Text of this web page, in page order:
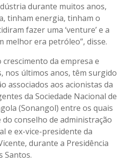
durante muitos anos,
tinham energia, tinham o
fazer uma ‘venture’ e a
melhor era petróleo”, disse.
crescimento da empresa e
nos últimos anos, têm surgido
associados aos acionistas da
da Sociedade Nacional de
(Sonangol) entre os quais
conselho de administração
e ex-vice-presidente da
durante a Presidência
Santos.